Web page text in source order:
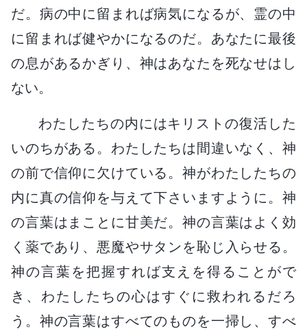
だ。病の中に留まれば病気になるが、霊の中
に留まれば健やかになるのだ。あなたに最後
の息があるかぎり、神はあなたを死なせはし
ない。
わたしたちの内にはキリストの復活した
いのちがある。わたしたちは間違いなく、神
の前で信仰に欠けている。神がわたしたちの
内に真の信仰を与えて下さいますように。神
の言葉はまことに甘美だ。神の言葉はよく効
く薬であり、悪魔やサタンを恥じ入らせる。
神の言葉を把握すれば支えを得ることがで
き、わたしたちの心はすぐに救われるだろ
う。神の言葉はすべてのものを一掃し、すべ